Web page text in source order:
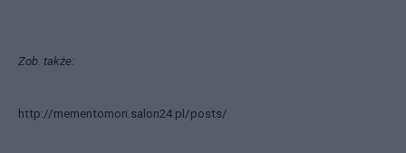
Zob. także:
http://mementomori.salon24.pl/posts/